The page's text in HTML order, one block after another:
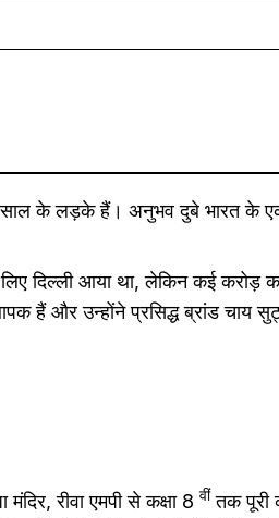
के लड़के हैं। अनुभव दुबे भारत के एक
दिल्ली आया था, लेकिन कई करोड़
और उन्होंने प्रसिद्ध ब्रांड चाय
मंदिर, रीवा एमपी से कक्षा 8 वीं तक पूरी